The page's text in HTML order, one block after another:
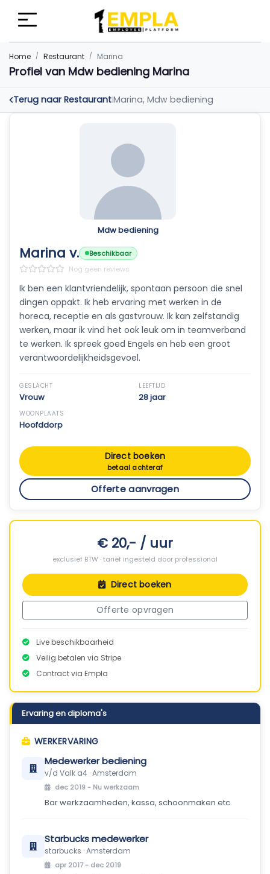
Home Restaurant Marina
Profiel van Mdw bediening Marina
Terug naar Restaurant|Marina, Mdw bediening
Mdw bediening
Marina v.
Beschikbaar
Nog geen reviews
Ik ben een klantvriendelijk, spontaan persoon die snel
dingen oppakt. Ik heb ervaring met werken in de
horeca, receptie en als gastvrouw. Ik kan zelfstandig
werken, maar ik vind het ook leuk om in teamverband
te werken. Ik spreek goed Engels en heb een groot
verantwoordelijkheidsgevoel.
GESLACHT
Vrouw
LEEFTIJD
28 jaar
WOONPLAATS
Hoofddorp
Direct boeken
betaal achteraf
Offerte aanvragen
€ 20,- / uur
exclusief BTW · tarief ingesteld door professional
Direct boeken
Offerte opvragen
Live beschikbaarheid
Veilig betalen via Stripe
Contract via Empla
Ervaring en diploma's
WERKERVARING
Medewerker bediening
v/d Valk a4 · Amsterdam
dec 2019 - Nu werkzaam
Bar werkzaamheden, kassa, schoonmaken etc.
Starbucks medewerker
starbucks · Amsterdam
apr 2017 - dec 2019